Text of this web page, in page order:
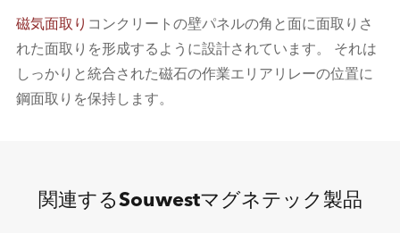
磁気面取り コンクリートの壁パネルの角と面に面取りさ
れた面取りを形成するように設計されています。 それは
しっかりと統合された磁石の作業エリアリレーの位置に
鋼面取りを保持します。
関連するSouwestマグネテック製品